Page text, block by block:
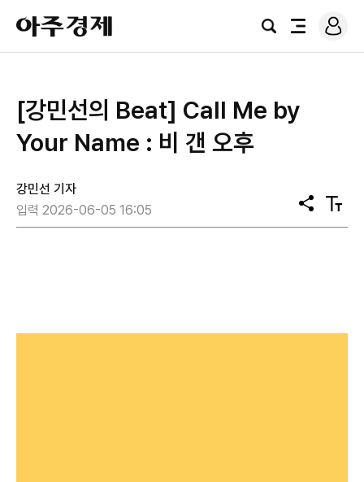
아
주
경
검
전
로
그
[강민선의 Beat] Call Me by
Your Name : 비 갠 오후
강민선 기자
입력 2026-06-05 16:05
공
유
텍
스